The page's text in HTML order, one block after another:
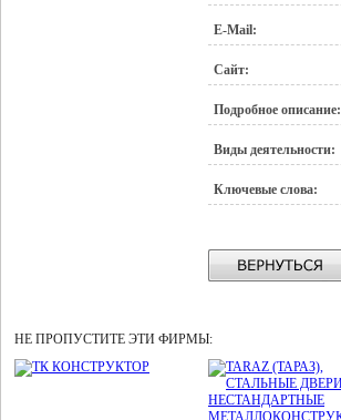
E-Mail:
Сайт:
Подробное описание:
Виды деятельности:
Ключевые слова:
НЕ ПРОПУСТИТЕ ЭТИ ФИРМЫ: